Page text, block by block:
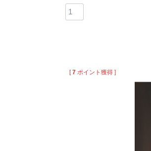
[ 7 ポイント獲得 ]